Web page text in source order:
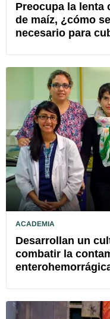
Preocupa la lenta
de maíz, ¿cómo
necesario para
ACADEMIA
Desarrollan un
combatir la